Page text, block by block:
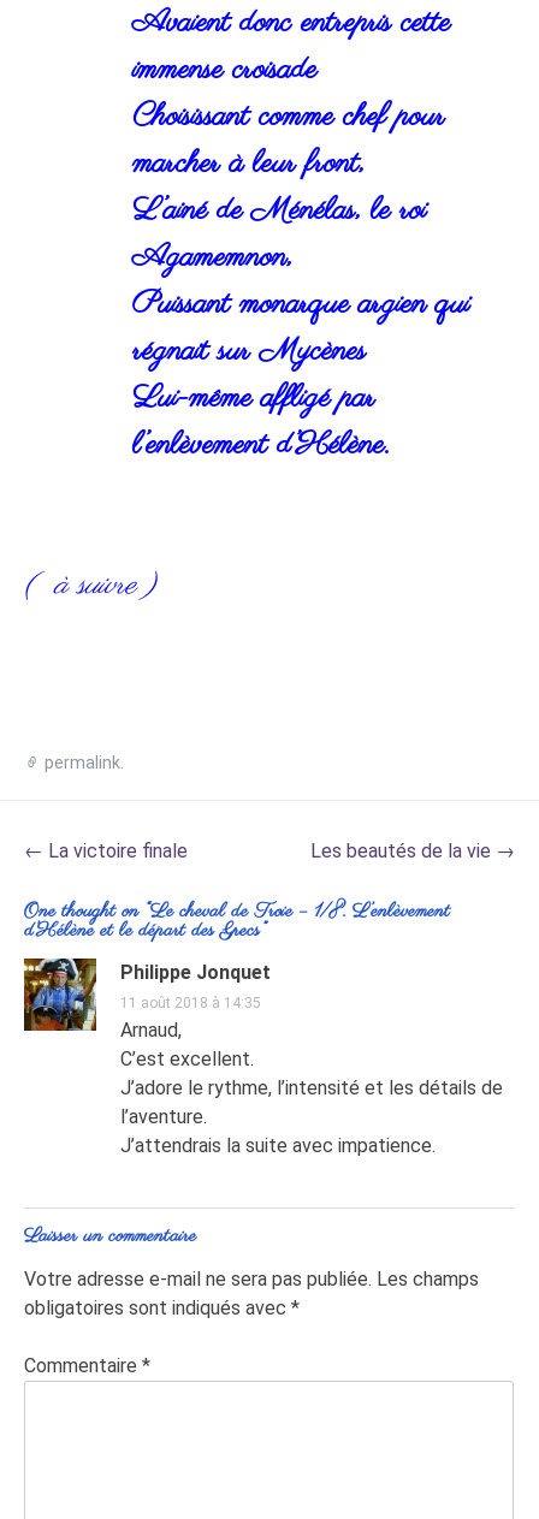
Avaient donc entrepris cette
immense croisade
Choisissant comme chef pour
marcher à leur front,
L’ainé de Ménélas, le roi
Agamemnon,
Puissant monarque argien qui
régnait sur Mycènes
Lui-même affligé par
l’enlèvement d’Hélène.
( à suivre )
permalink
Post
← La victoire finale Les beautés de la vie →
One thought on “Le cheval de Troie – 1/8. L’enlèvement
d’Hélène et le départ des Grecs”
Philippe Jonquet
11 août 2018 à 14:35
Arnaud,
C’est excellent.
J’adore le rythme, l’intensité et les détails de
l’aventure.
J’attendrais la suite avec impatience.
Laisser un commentaire
Votre adresse e-mail ne sera pas publiée. Les champs
obligatoires sont indiqués avec *
Commentaire *